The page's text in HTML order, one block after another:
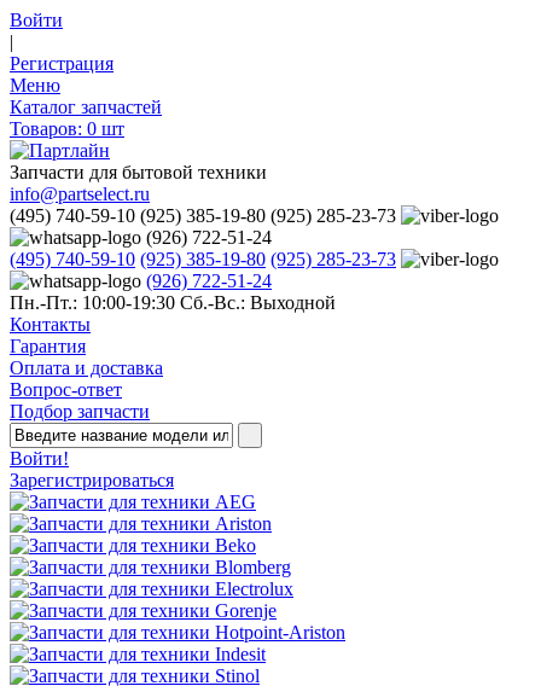
Войти
|
Регистрация
Меню
Каталог запчастей
Товаров: 0 шт
Запчасти для бытовой техники
info@partselect.ru
(495) 740-59-10 (925) 385-19-80 (925) 285-23-73
(926) 722-51-24
(495) 740-59-10 (925) 385-19-80 (925) 285-23-73
(926) 722-51-24
Пн.-Пт.: 10:00-19:30 Сб.-Вс.: Выходной
Контакты
Гарантия
Оплата и доставка
Вопрос-ответ
Подбор запчасти
Войти!
Зарегистрироваться